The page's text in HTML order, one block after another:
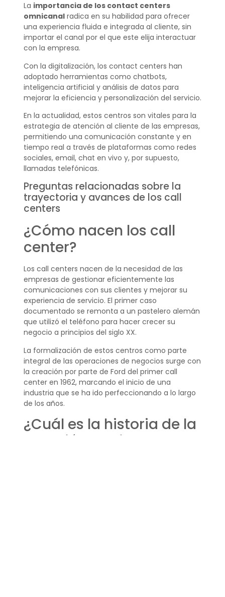
La importancia de los contact centers
omnicanalradica en su habilidad para ofrecer
una experiencia fluida e integrada al cliente, sin
importar el canal por el que este elija interactuar
con la empresa.
Con la digitalización, los contact centers han
adoptado herramientas como chatbots,
inteligencia artificial y análisis de datos para
mejorar la eficiencia y personalización del servicio.
En la actualidad, estos centros son vitales para la
estrategia de atención al cliente de las empresas,
permitiendo una comunicación constante y en
tiempo real a través de plataformas como redes
sociales, email, chat en vivo y, por supuesto,
llamadas telefónicas.
Preguntas relacionadas sobre la
trayectoria y avances de los call
centers
¿Cómo nacen los call
center?
Los call centers nacen de la necesidad de las
empresas de gestionar eficientemente las
comunicaciones con sus clientes y mejorar su
experiencia de servicio. El primer caso
documentado se remonta a un pastelero alemán
que utilizó el teléfono para hacer crecer su
negocio a principios del siglo XX.
La formalización de estos centros como parte
integral de las operaciones de negocios surge con
la creación por parte de Ford del primer call
center en 1962, marcando el inicio de una
industria que se ha ido perfeccionando a lo largo
de los años.
¿Cuál es la historia de la
atención al cliente?